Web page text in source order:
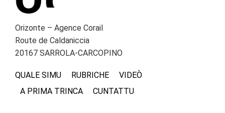
Orizonte – Agence Corail
Route de Caldaniccia
20167 SARROLA-CARCOPINO
QUALE SIMU RUBRICHE
VIDEÒ
A PRIMA TRINCA
CUNTATTU